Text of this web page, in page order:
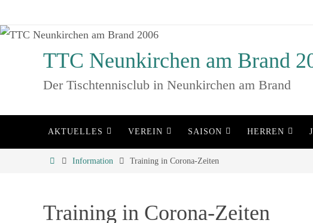
Inhalt
TTC Neunkirchen am Brand
Der Tischtennisclub in Neunkirchen am Brand
AKTUELLES VEREIN SAISON HERREN
HomeInformation Training in Corona-Zeiten
Training in Corona-Zeiten